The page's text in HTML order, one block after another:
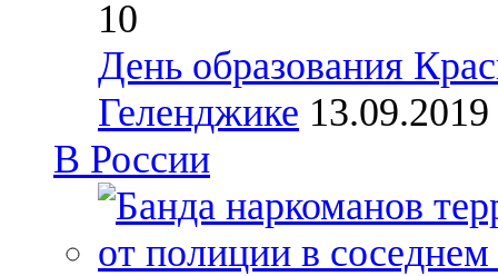
10
День образования
Геленджике 13.09.2019
В России